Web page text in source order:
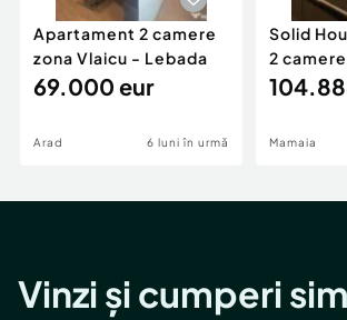
Apartament 2 camere
zona Vlaicu - Lebada
69.000 eur
Arad 6 luni în urmă
Solid
2
Mamaia
Vinzi și cumperi